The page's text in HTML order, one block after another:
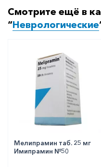
с любого телефона по
Смотрите ещё в
“Неврологические
Мелипрамин таб. 25 мг
Имипрамин №50